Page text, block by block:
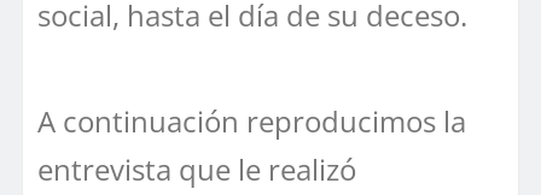
social, hasta el día de su deceso.
A continuación reproducimos la
entrevista que le realizó